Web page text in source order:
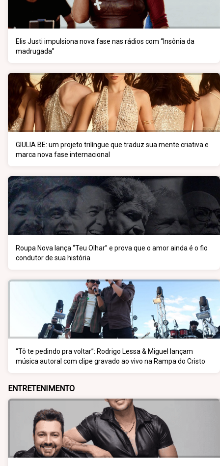
Elis Justi impulsiona nova fase nas rádios com “Insônia da
madrugada”
GIULIA BE: um projeto trilíngue que traduz sua mente criativa e
marca nova fase internacional
Roupa Nova lança “Teu Olhar” e prova que o amor ainda é o fio
condutor de sua história
“Tô te pedindo pra voltar”: Rodrigo Lessa & Miguel lançam
música autoral com clipe gravado ao vivo na Rampa do Cristo
ENTRETENIMENTO